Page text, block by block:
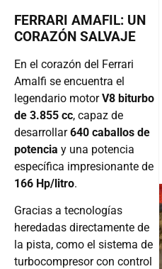
FERRARI AMAFIL: UN
CORAZÓN SALVAJE
En el corazón del Ferrari
Amalfi se encuentra el
legendario motorV8 biturbo
de 3.855 cc, capaz de
desarrollar640 caballos de
potencia y una potencia
específica impresionante de
166 Hp/litro.
Gracias a tecnologías
heredadas directamente de
la pista, como el sistema de
turbocompresor con control